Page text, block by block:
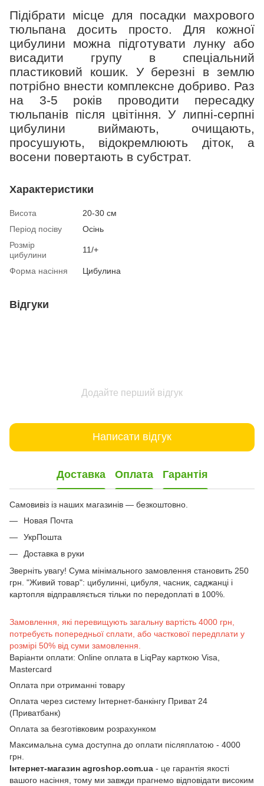
Підібрати місце для посадки махрового
тюльпана досить просто. Для кожної
цибулини можна підготувати лунку або
висадити групу в спеціальний
пластиковий кошик. У березні в землю
потрібно внести комплексне добриво. Раз
на 3-5 років проводити пересадку
тюльпанів після цвітіння. У липні-серпні
цибулини виймають, очищають,
просушують, відокремлюють діток, а
восени повертають в субстрат.
Характеристики
Висота
20-30 см
Період посіву
Осінь
Розмір
цибулини
11/+
Форма насіння Цибулина
Відгуки
Додайте перший відгук
Написати відгук
Доставка Оплата Гарантія
Самовивіз із наших магазинів — безкоштовно.
Новая Почта
УкрПошта
Доставка в руки
Зверніть увагу! Сума мінімального замовлення становить 250
грн. "Живий товар": цибулинні, цибуля, часник, саджанці і
картопля відправляється тільки по передоплаті в 100%.
Замовлення, які перевищують загальну вартість 4000 грн,
потребуєть попередньої сплати, або часткової передплати у
розмірі 50% від суми замовлення.
Варіанти оплати: Online оплата в LiqPay карткою Visa,
Mastercard
Оплата при отриманні товару
Оплата через систему Інтернет-банкінгу Приват 24
(Приватбанк)
Оплата за безготівковим розрахунком
Максимальна сума доступна до оплати післяплатою - 4000
грн.
Інтернет-магазин agroshop.com.ua - це гарантія якості
вашого насіння, тому ми завжди прагнемо відповідати високим